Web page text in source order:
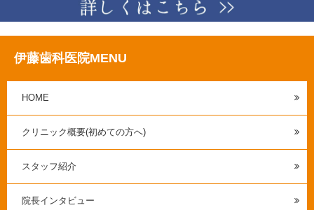
伊藤歯科医院MENU
HOME
クリニック概要(初めての方へ)
スタッフ紹介
院長インタビュー